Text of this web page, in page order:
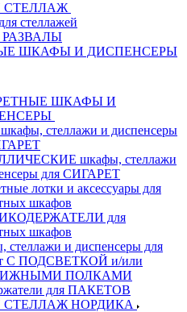
СТЕЛЛАЖ
стеллажей
ШКАФЫ И ДИСПЕНСЕРЫ
ШКАФЫ И
стеллажи и диспенсеры
шкафы, стеллажи
для СИГАРЕТ
лотки и аксессуары для
шкафов
для
шкафов
и диспенсеры для
С ПОДСВЕТКОЙ и/или
ПОЛКАМИ
для ПАКЕТОВ
СТЕЛЛАЖ НОРДИКА